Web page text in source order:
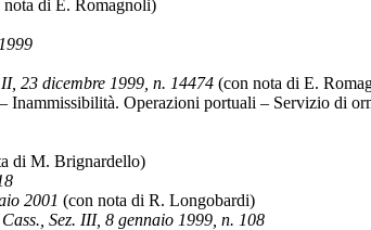
nota di E. Romagnoli)
II, 23 dicembre 1999, n. 14474 (con nota di E.
Operazioni portuali – Servizio di
di M. Brignardello)
2001 (con nota di R. Longobardi)
Cass., Sez. III, 8 gennaio 1999, n. 108